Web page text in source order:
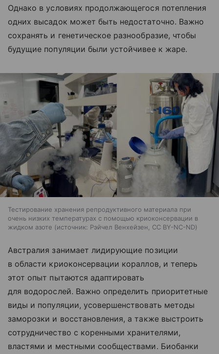
Однако в условиях продолжающегося потепления
одних высадок может быть недостаточно. Важно
сохранять и генетическое разнообразие, чтобы
будущие популяции были устойчивее к жаре.
Тестирование хранения репродуктивного материала при
очень низких температурах с помощью криоконсервации в
жидком азоте
источник: Рэйчел Венхейзен, CC BY-NC-ND
Австралия занимает лидирующие позиции
в области криоконсервации кораллов, и теперь
этот опыт пытаются адаптировать
для водорослей. Важно определить приоритетные
виды и популяции, усовершенствовать методы
заморозки и восстановления, а также выстроить
сотрудничество с коренными хранителями,
властями и местными сообществами. Биобанки